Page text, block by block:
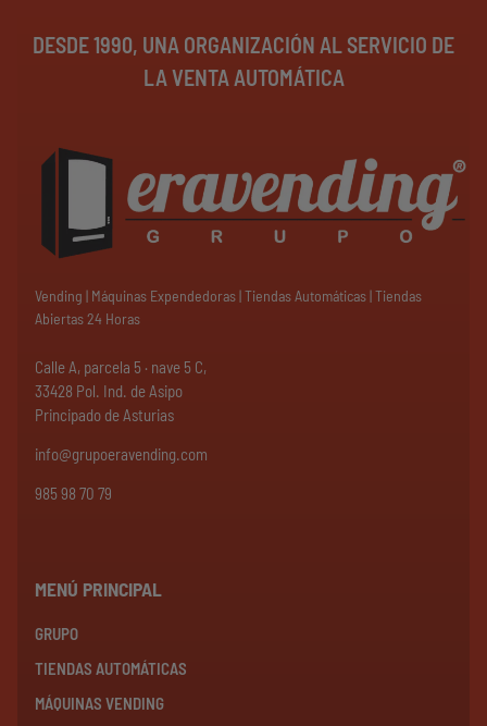
DESDE 1990, UNA ORGANIZACIÓN AL SERVICIO DE
LA VENTA AUTOMÁTICA
Vending | Máquinas Expendedoras | Tiendas Automáticas | Tiendas
Abiertas 24 Horas
Calle A, parcela 5 · nave 5 C,
33428 Pol. Ind. de Asipo
Principado de Asturias
info@grupoeravending.com
985 98 70 79
MENÚ PRINCIPAL
GRUPO
TIENDAS AUTOMÁTICAS
MÁQUINAS VENDING